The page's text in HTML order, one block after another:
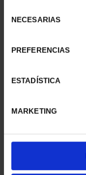
NECESARIAS
PREFERENCIAS
ESTADÍSTICA
MARKETING
INCLUSION ...